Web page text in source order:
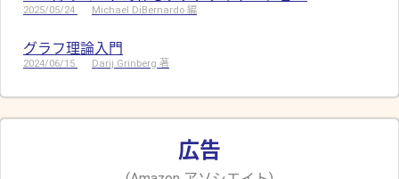
2025/05/24 Michael DiBernardo 編
グラフ理論入門
2024/06/15 Darij Grinberg 著
広告